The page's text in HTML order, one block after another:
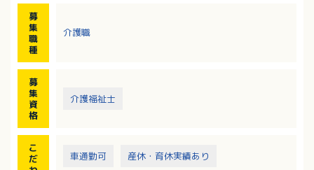
※施設間での移動があります。
募
集
職
種
介護職
募
集
資
格
介護福祉士
こ
だ
車通勤可 産休・育休実績あり